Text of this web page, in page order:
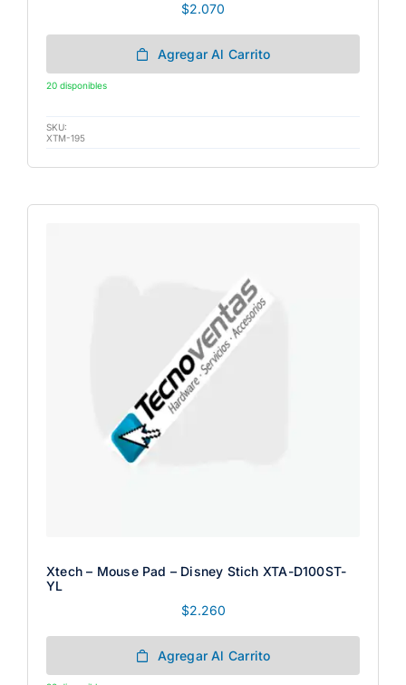
$2.070
Agregar Al Carrito
20 disponibles
SKU:
XTM-195
Xtech – Mouse Pad – Disney Stich XTA-D100ST-
YL
$2.260
Agregar Al Carrito